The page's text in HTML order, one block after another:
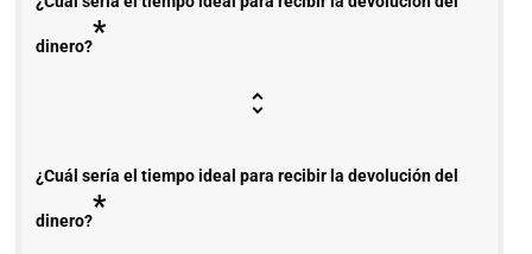
dinero?*
¿Cuál sería el tiempo ideal para recibir la devolución del
dinero?*